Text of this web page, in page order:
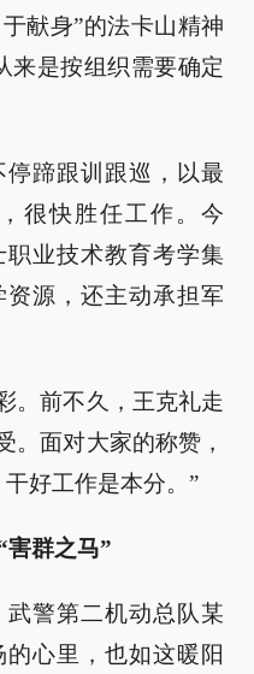
献身”的法卡山精神
来是按组织需要确定
停蹄跟训跟巡，以最
很快胜任工作。今
业技术教育考学集
源，还主动承担军
。前不久，王克礼走
。面对大家的称赞，
好工作是本分。”
害群之马”
警第二机动总队某
心里，也如这暖阳